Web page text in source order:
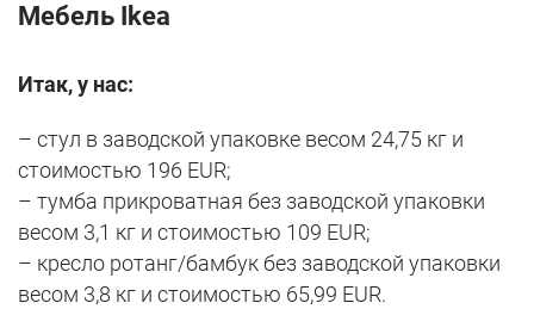
Мебель Ikea
Итак, у нас:
– стул в заводской упаковке весом 24,75 кг и
стоимостью 196 EUR;
– тумба прикроватная без заводской упаковки
весом 3,1 кг и стоимостью 109 EUR;
– кресло ротанг/бамбук без заводской упаковки
весом 3,8 кг и стоимостью 65,99 EUR.